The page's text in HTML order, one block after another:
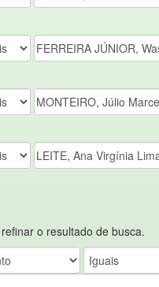
o resultado de busca.